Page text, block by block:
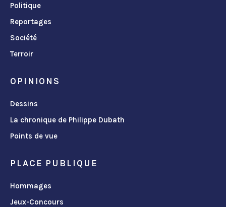
Politique
Reportages
Société
Terroir
OPINIONS
Dessins
La chronique de Philippe Dubath
Points de vue
PLACE PUBLIQUE
Hommages
Jeux-Concours